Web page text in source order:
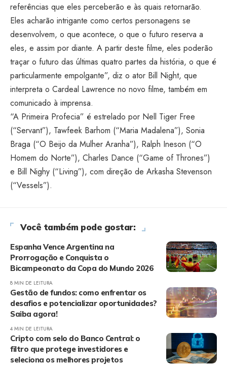
referências que eles perceberão e às quais retornarão.
Eles acharão intrigante como certos personagens se
desenvolvem, o que acontece, o que o futuro reserva a
eles, e assim por diante. A partir deste filme, eles poderão
traçar o futuro das últimas quatro partes da história, o que é
particularmente empolgante”, diz o ator Bill Night, que
interpreta o Cardeal Lawrence no novo filme, também em
comunicado à imprensa.
“A Primeira Profecia” é estrelado por Nell Tiger Free
(“Servant”), Tawfeek Barhom (“Maria Madalena”), Sonia
Braga (“O Beijo da Mulher Aranha”), Ralph Ineson (“O
Homem do Norte”), Charles Dance (“Game of Thrones”)
e Bill Nighy (“Living”), com direção de Arkasha Stevenson
(“Vessels”).
Você também pode gostar:
Espanha Vence Argentina na
Prorrogação e Conquista o
Bicampeonato da Copa do Mundo 2026
8 MIN DE LEITURA
Gestão de fundos: como enfrentar os
desafios e potencializar oportunidades?
Saiba agora!
4 MIN DE LEITURA
Cripto com selo do Banco Central: o
filtro que protege investidores e
seleciona os melhores projetos